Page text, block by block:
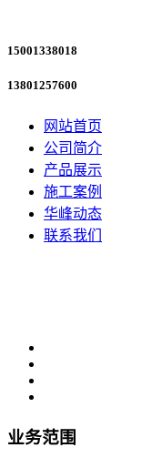
15001338018
13801257600
网站首页
公司简介
产品展示
施工案例
华峰动态
联系我们
业务范围